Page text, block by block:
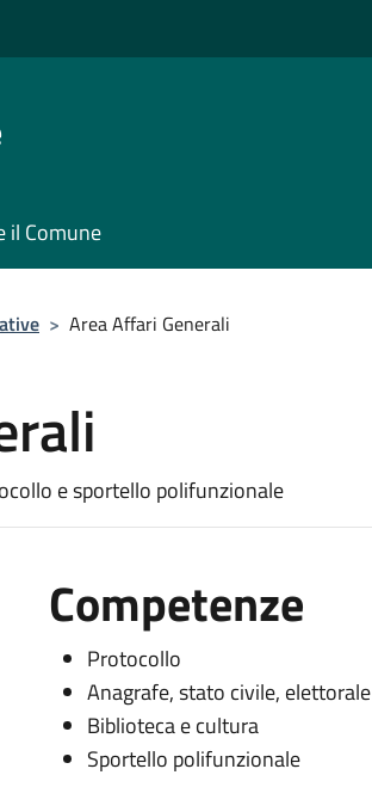
il Comune
> Area Affari Generali
e sportello polifunzionale
Competenze
Protocollo
Anagrafe, stato civile, elettorale
Biblioteca e cultura
Sportello polifunzionale